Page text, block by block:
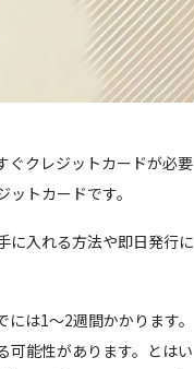
ぐクレジットカードが必要
トカードです。
に入れる方法や即日発行に
は1～2週間かかります。
可能性があります。とはい